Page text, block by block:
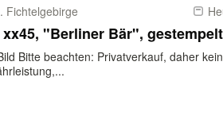
Fichtelgebirge
"Berliner Bär", gestempelt
Bitte beachten: Privatverkauf, daher